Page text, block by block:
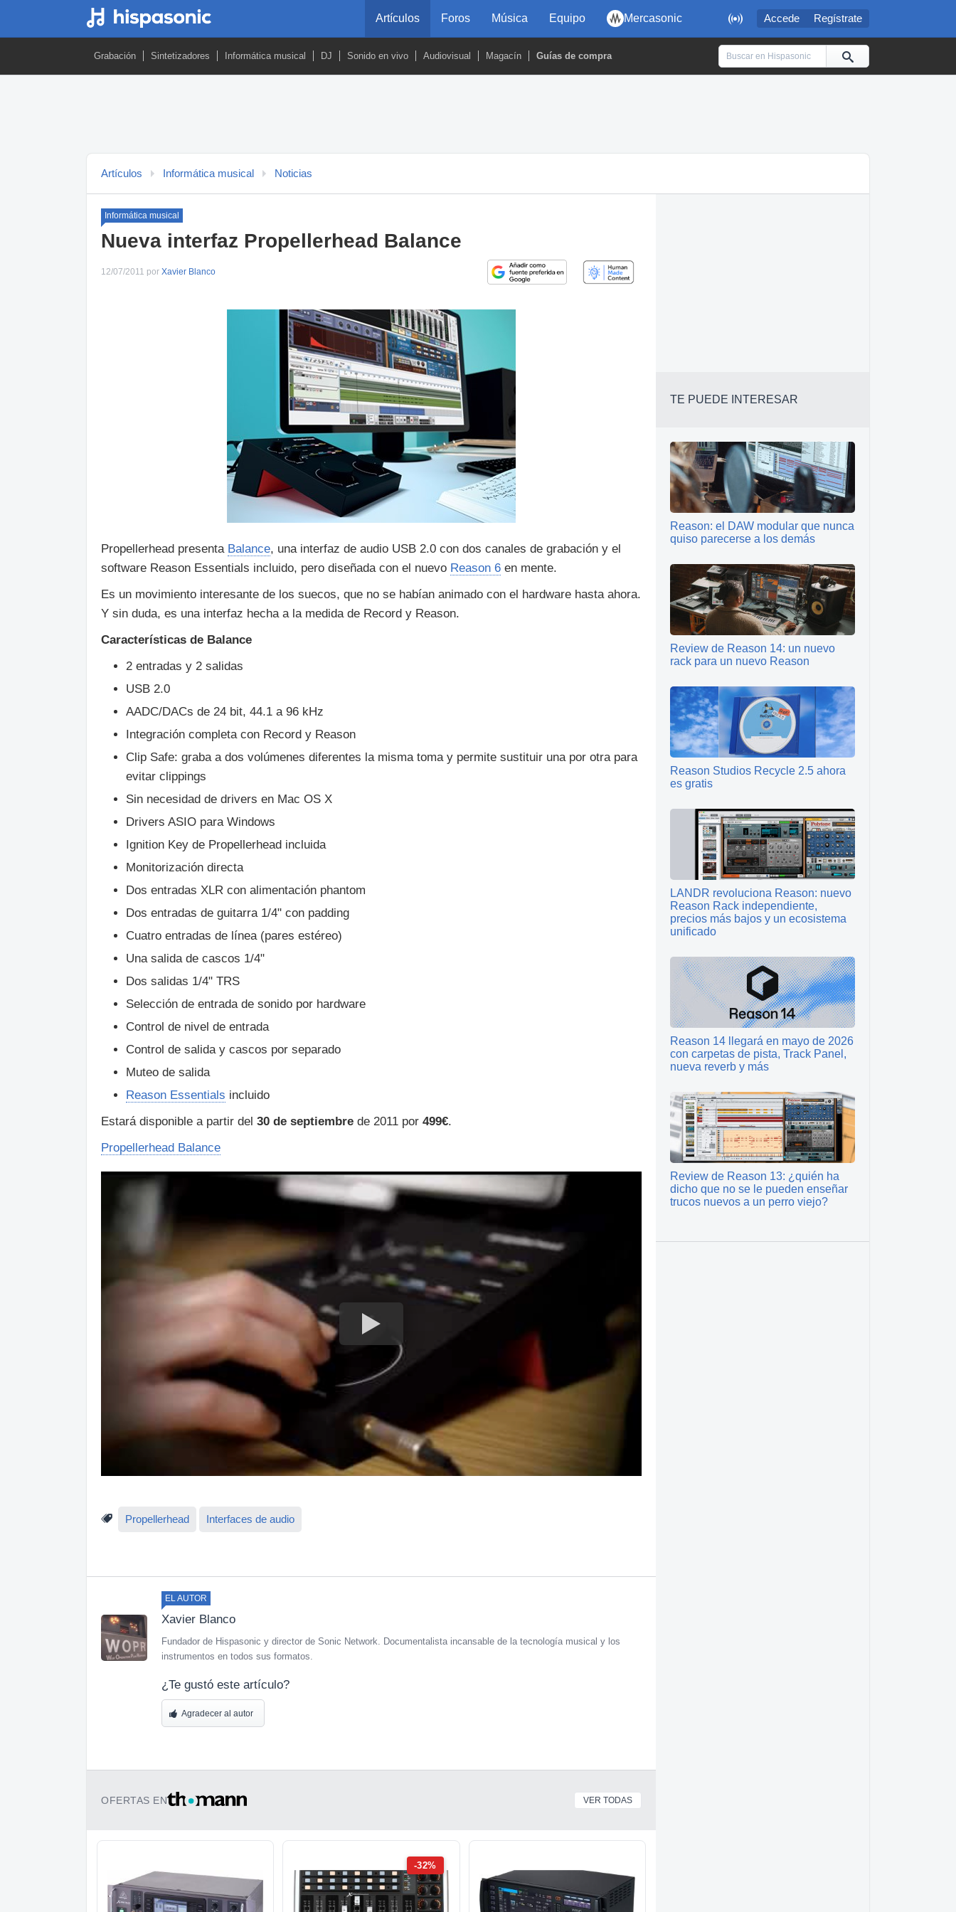
 Accede Regístrate
Artículos Foros Música Equipo Mercasonic
Grabación Sintetizadores Informática musical DJ Sonido en vivo Audiovisual Magacín Guías de compra
Artículos Informática musical Noticias
Informática musical
Nueva interfaz Propellerhead Balance
12/07/2011 por Xavier Blanco
Propellerhead presenta Balance, una interfaz de audio USB 2.0 con dos canales de grabación y el
software Reason Essentials incluido, pero diseñada con el nuevo Reason 6 en mente.
Es un movimiento interesante de los suecos, que no se habían animado con el hardware hasta ahora.
Y sin duda, es una interfaz hecha a la medida de Record y Reason.
Características de Balance
2 entradas y 2 salidas
USB 2.0
AADC/DACs de 24 bit, 44.1 a 96 kHz
Integración completa con Record y Reason
Clip Safe: graba a dos volúmenes diferentes la misma toma y permite sustituir una por otra para
evitar clippings
Sin necesidad de drivers en Mac OS X
Drivers ASIO para Windows
Ignition Key de Propellerhead incluida
Monitorización directa
Dos entradas XLR con alimentación phantom
Dos entradas de guitarra 1/4" con padding
Cuatro entradas de línea (pares estéreo)
Una salida de cascos 1/4"
Dos salidas 1/4" TRS
Selección de entrada de sonido por hardware
Control de nivel de entrada
Control de salida y cascos por separado
Muteo de salida
Reason Essentials incluido
Estará disponible a partir del 30 de septiembre de 2011 por 499€.
Propellerhead Balance
Propellerhead Interfaces de audio
EL AUTOR
Xavier Blanco
Fundador de Hispasonic y director de Sonic Network. Documentalista incansable de la tecnología musical y los
instrumentos en todos sus formatos.
¿Te gustó este artículo?
Agradecer al autor
OFERTAS EN VER TODAS
-32%
TE PUEDE INTERESAR
Reason: el DAW modular que nunca
quiso parecerse a los demás
Review de Reason 14: un nuevo
rack para un nuevo Reason
Reason Studios Recycle 2.5 ahora
es gratis
LANDR revoluciona Reason: nuevo
Reason Rack independiente,
precios más bajos y un ecosistema
unificado
Reason 14 llegará en mayo de 2026
con carpetas de pista, Track Panel,
nueva reverb y más
Review de Reason 13: ¿quién ha
dicho que no se le pueden enseñar
trucos nuevos a un perro viejo?